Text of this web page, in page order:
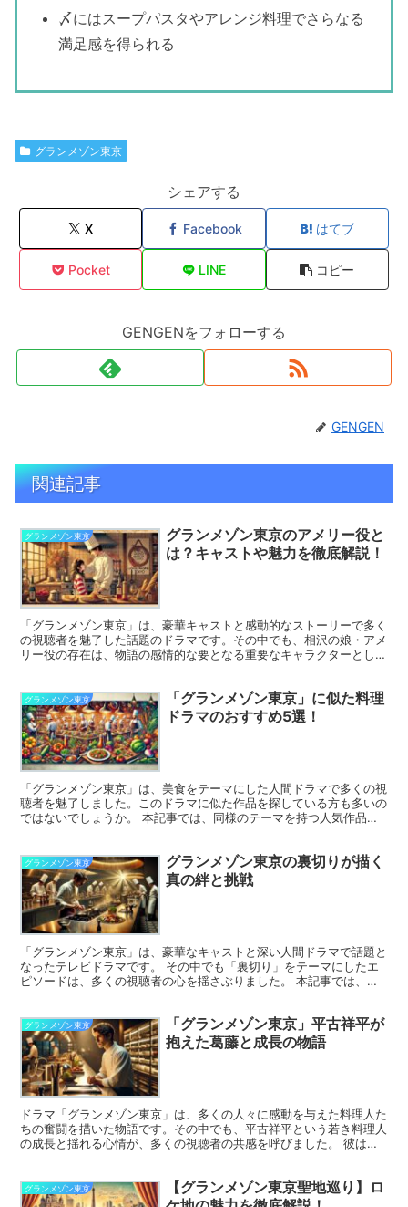
〆にはスープパスタやアレンジ料理でさらなる
満足感を得られる
グランメゾン東京
シェアする
X Facebook はてブ
Pocket LINE コピー
GENGENをフォローする
GENGEN
関連記事
グランメゾン東京
グランメゾン東京のアメリー役と
は？キャストや魅力を徹底解説！
「グランメゾン東京」は、豪華キャストと感動的なストーリーで多く
の視聴者を魅了した話題のドラマです。その中でも、相沢の娘・アメ
リー役の存在は、物語の感情的な要となる重要なキャラクターとして
グランメゾン東京
「グランメゾン東京」に似た料理
ドラマのおすすめ5選！
「グランメゾン東京」は、美食をテーマにした人間ドラマで多くの視
聴者を魅了しました。このドラマに似た作品を探している方も多いの
ではないでしょうか。 本記事では、同様のテーマを持つ人気作品を
グランメゾン東京
グランメゾン東京の裏切りが描く
真の絆と挑戦
「グランメゾン東京」は、豪華なキャストと深い人間ドラマで話題と
なったテレビドラマです。 その中でも「裏切り」をテーマにしたエ
ピソードは、多くの視聴者の心を揺さぶりました。 本記事では、
グランメゾン東京
「グランメゾン東京」平古祥平が
抱えた葛藤と成長の物語
ドラマ「グランメゾン東京」は、多くの人々に感動を与えた料理人た
ちの奮闘を描いた物語です。その中でも、平古祥平という若き料理人
の成長と揺れる心情が、多くの視聴者の共感を呼びました。 彼は過
グランメゾン東京
【グランメゾン東京聖地巡り】ロ